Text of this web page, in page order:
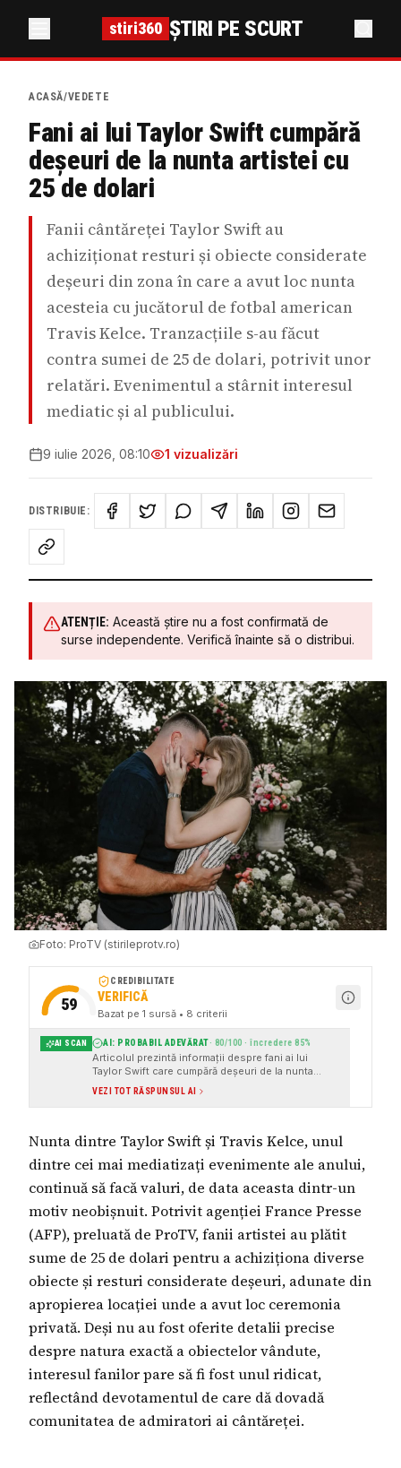
stiri360 ȘTIRI PE SCURT
ACASĂ/VEDETE
Fani ai lui Taylor Swift cumpără
deșeuri de la nunta artistei cu
25 de dolari
Fanii cântăreței Taylor Swift au
achiziționat resturi și obiecte considerate
deșeuri din zona în care a avut loc nunta
acesteia cu jucătorul de fotbal american
Travis Kelce. Tranzacțiile s-au făcut
contra sumei de 25 de dolari, potrivit unor
relatări. Evenimentul a stârnit interesul
mediatic și al publicului.
9 iulie 2026, 08:10 1 vizualizări
DISTRIBUIE:
ATENȚIE: Această știre nu a fost confirmată de
surse independente. Verifică înainte să o distribui.
Foto: ProTV (stirileprotv.ro)
59
CREDIBILITATE
VERIFICĂ
Bazat pe 1 sursă • 8 criterii
AI SCAN AI: PROBABIL ADEVĂRAT· 80/100 · încredere85%
Articolul prezintă informații despre fani ai lui
Taylor Swift care cumpără deșeuri de la nunta
artistei, cu surse instituționale precum AFP și
ProTV, și oferă detalii concrete despre eveniment.
VEZI TOT RĂSPUNSUL AI
Nunta dintre Taylor Swift și Travis Kelce, unul
dintre cei mai mediatizați evenimente ale anului,
continuă să facă valuri, de data aceasta dintr-un
motiv neobișnuit. Potrivit agenției France Presse
(AFP), preluată de ProTV, fanii artistei au plătit
sume de 25 de dolari pentru a achiziționa diverse
obiecte și resturi considerate deșeuri, adunate din
apropierea locației unde a avut loc ceremonia
privată. Deși nu au fost oferite detalii precise
despre natura exactă a obiectelor vândute,
interesul fanilor pare să fi fost unul ridicat,
reflectând devotamentul de care dă dovadă
comunitatea de admiratori ai cântăreței.